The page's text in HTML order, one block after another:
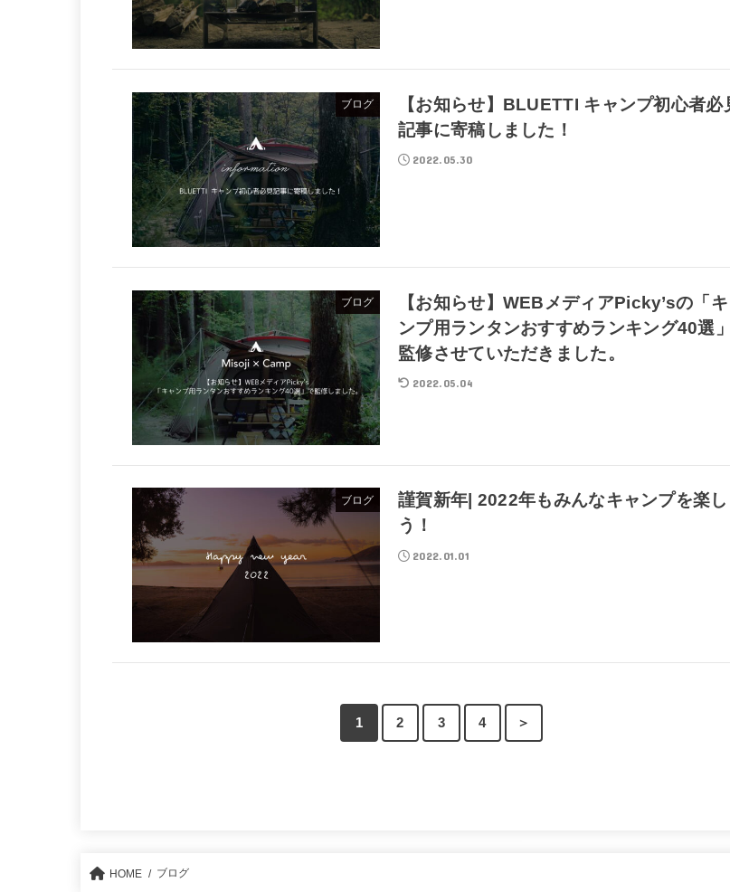
ブログ
【お知らせ】BLUETTI キャンプ初心者必
記事に寄稿しました！
2022.05.30
ブログ
【お知らせ】WEBメディアPicky’sの「キ
ンプ用ランタンおすすめランキング40選
監修させていただきました。
2022.05.04
ブログ
謹賀新年| 2022年もみんなキャンプを楽し
う！
2022.01.01
1 2 3 4 ＞
HOME ブログ